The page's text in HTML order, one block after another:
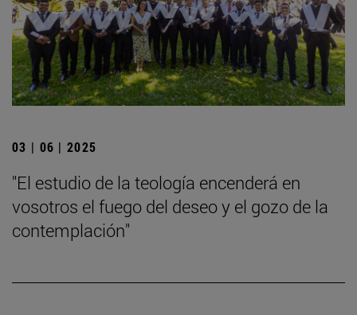
03 | 06 | 2025
"El estudio de la teología encenderá en
vosotros el fuego del deseo y el gozo de la
contemplación"